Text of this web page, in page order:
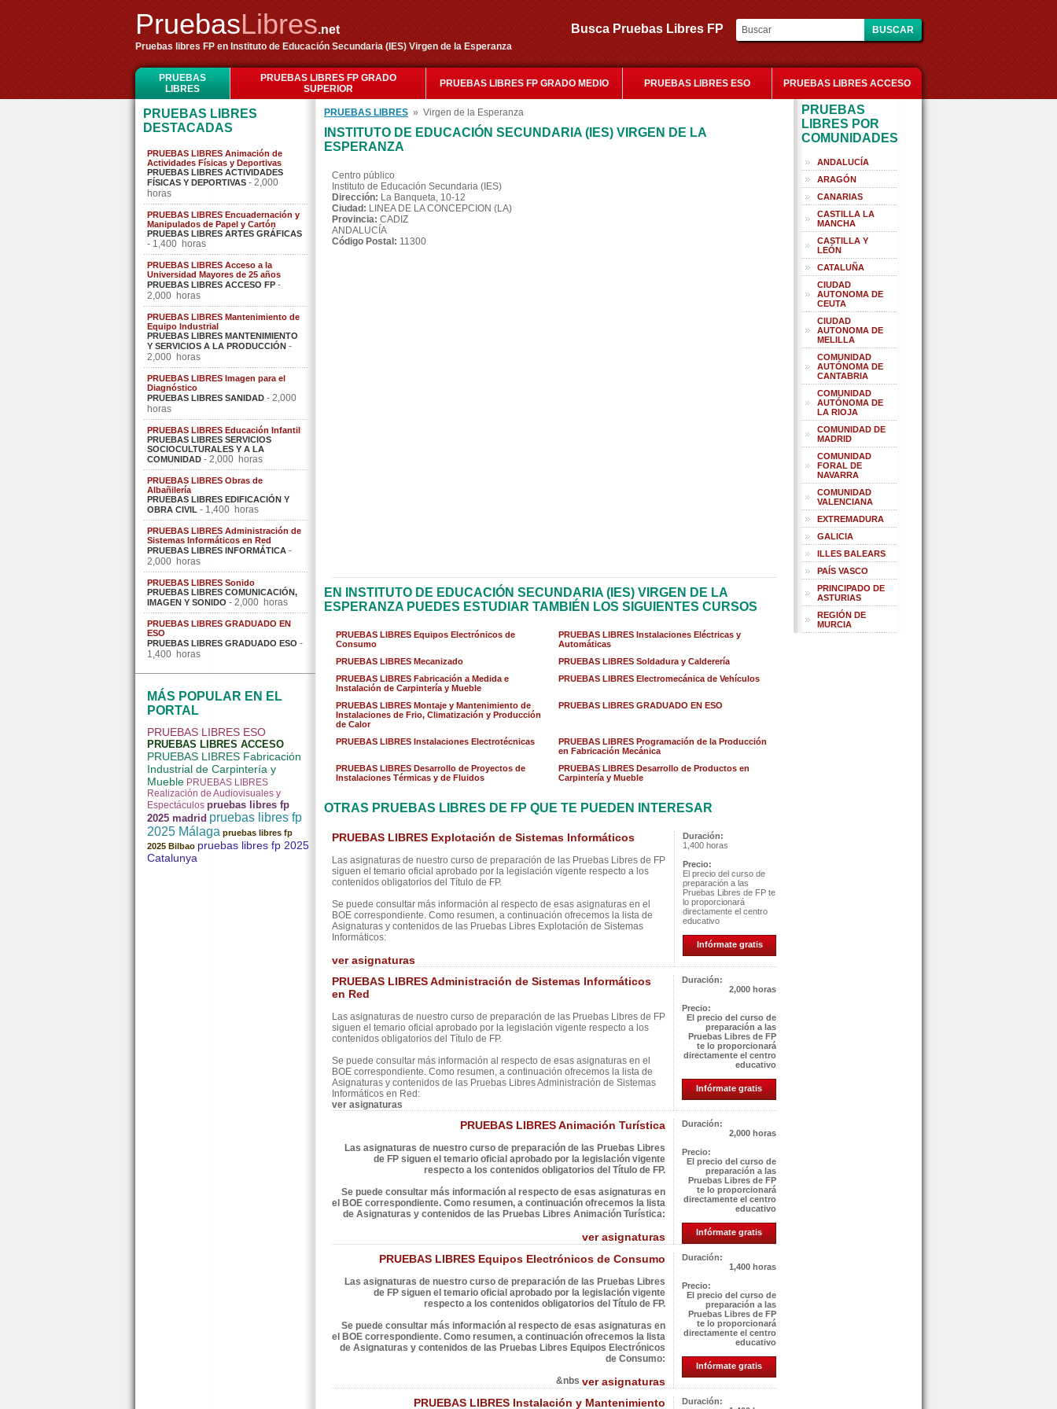
PruebasLibres.net
Pruebas libres FP en Instituto de Educación Secundaria (IES) Virgen de la Esperanza
Busca Pruebas Libres FP
PRUEBAS
LIBRES
PRUEBAS LIBRES FP GRADO
SUPERIOR
PRUEBAS LIBRES FP GRADO MEDIO PRUEBAS LIBRES ESO PRUEBAS LIBRES ACCESO
PRUEBAS LIBRES
DESTACADAS
PRUEBAS LIBRES Animación de
Actividades Físicas y Deportivas
PRUEBAS LIBRES ACTIVIDADES
FÍSICAS Y DEPORTIVAS - 2,000
horas
PRUEBAS LIBRES Encuadernación y
Manipulados de Papel y Cartón
PRUEBAS LIBRES ARTES GRÁFICAS
- 1,400 horas
PRUEBAS LIBRES Acceso a la
Universidad Mayores de 25 años
PRUEBAS LIBRES ACCESO FP -
2,000 horas
PRUEBAS LIBRES Mantenimiento de
Equipo Industrial
PRUEBAS LIBRES MANTENIMIENTO
Y SERVICIOS A LA PRODUCCIÓN -
2,000 horas
PRUEBAS LIBRES Imagen para el
Diagnóstico
PRUEBAS LIBRES SANIDAD - 2,000
horas
PRUEBAS LIBRES Educación Infantil
PRUEBAS LIBRES SERVICIOS
SOCIOCULTURALES Y A LA
COMUNIDAD - 2,000 horas
PRUEBAS LIBRES Obras de
Albañilería
PRUEBAS LIBRES EDIFICACIÓN Y
OBRA CIVIL - 1,400 horas
PRUEBAS LIBRES Administración de
Sistemas Informáticos en Red
PRUEBAS LIBRES INFORMÁTICA -
2,000 horas
PRUEBAS LIBRES Sonido
PRUEBAS LIBRES COMUNICACIÓN,
IMAGEN Y SONIDO - 2,000 horas
PRUEBAS LIBRES GRADUADO EN
ESO
PRUEBAS LIBRES GRADUADO ESO -
1,400 horas
MÁS POPULAR EN EL
PORTAL
PRUEBAS LIBRES ESO
PRUEBAS LIBRES ACCESO
PRUEBAS LIBRES Fabricación
Industrial de Carpintería y
Mueble PRUEBAS LIBRES
Realización de Audiovisuales y
Espectáculos pruebas libres fp
2025 madrid pruebas libres fp
2025 Málaga pruebas libres fp
2025 Bilbao pruebas libres fp 2025
Catalunya
PRUEBAS LIBRES » Virgen de la Esperanza
INSTITUTO DE EDUCACIÓN SECUNDARIA (IES) VIRGEN DE LA
ESPERANZA
Centro público
Instituto de Educación Secundaria (IES)
Dirección: La Banqueta, 10-12
Ciudad: LINEA DE LA CONCEPCION (LA)
Provincia: CADIZ
ANDALUCÍA
Código Postal: 11300
EN INSTITUTO DE EDUCACIÓN SECUNDARIA (IES) VIRGEN DE LA
ESPERANZA PUEDES ESTUDIAR TAMBIÉN LOS SIGUIENTES CURSOS
PRUEBAS LIBRES Equipos Electrónicos de
Consumo
PRUEBAS LIBRES Instalaciones Eléctricas y
Automáticas
PRUEBAS LIBRES Mecanizado
PRUEBAS LIBRES Soldadura y Calderería
PRUEBAS LIBRES Fabricación a Medida e
Instalación de Carpintería y Mueble
PRUEBAS LIBRES Electromecánica de Vehículos
PRUEBAS LIBRES Montaje y Mantenimiento de
Instalaciones de Frio, Climatización y Producción
de Calor
PRUEBAS LIBRES GRADUADO EN ESO
PRUEBAS LIBRES Instalaciones Electrotécnicas
PRUEBAS LIBRES Programación de la Producción
en Fabricación Mecánica
PRUEBAS LIBRES Desarrollo de Proyectos de
Instalaciones Térmicas y de Fluidos
PRUEBAS LIBRES Desarrollo de Productos en
Carpintería y Mueble
OTRAS PRUEBAS LIBRES DE FP QUE TE PUEDEN INTERESAR
PRUEBAS LIBRES Explotación de Sistemas Informáticos
Las asignaturas de nuestro curso de preparación de las Pruebas Libres de FP
siguen el temario oficial aprobado por la legislación vigente respecto a los
contenidos obligatorios del Título de FP.
Se puede consultar más información al respecto de esas asignaturas en el
BOE correspondiente. Como resumen, a continuación ofrecemos la lista de
Asignaturas y contenidos de las Pruebas Libres Explotación de Sistemas
Informáticos:
ver asignaturas
Duración:
1,400 horas
Precio:
El precio del curso de
preparación a las
Pruebas Libres de FP te
lo proporcionará
directamente el centro
educativo
Infórmate gratis
PRUEBAS LIBRES Administración de Sistemas Informáticos
en Red
Las asignaturas de nuestro curso de preparación de las Pruebas Libres de FP
siguen el temario oficial aprobado por la legislación vigente respecto a los
contenidos obligatorios del Título de FP.
Se puede consultar más información al respecto de esas asignaturas en el
BOE correspondiente. Como resumen, a continuación ofrecemos la lista de
Asignaturas y contenidos de las Pruebas Libres Administración de Sistemas
Informáticos en Red:
ver asignaturas
Duración:
2,000 horas
Precio:
El precio del curso de
preparación a las
Pruebas Libres de FP
te lo proporcionará
directamente el centro
educativo
Infórmate gratis
PRUEBAS LIBRES Animación Turística
Las asignaturas de nuestro curso de preparación de las Pruebas Libres
de FP siguen el temario oficial aprobado por la legislación vigente
respecto a los contenidos obligatorios del Título de FP.
Se puede consultar más información al respecto de esas asignaturas en
el BOE correspondiente. Como resumen, a continuación ofrecemos la lista
de Asignaturas y contenidos de las Pruebas Libres Animación Turística:
ver asignaturas
Duración:
2,000 horas
Precio:
El precio del curso de
preparación a las
Pruebas Libres de FP
te lo proporcionará
directamente el centro
educativo
Infórmate gratis
PRUEBAS LIBRES Equipos Electrónicos de Consumo
Las asignaturas de nuestro curso de preparación de las Pruebas Libres
de FP siguen el temario oficial aprobado por la legislación vigente
respecto a los contenidos obligatorios del Título de FP.
Se puede consultar más información al respecto de esas asignaturas en
el BOE correspondiente. Como resumen, a continuación ofrecemos la lista
de Asignaturas y contenidos de las Pruebas Libres Equipos Electrónicos
de Consumo:
&nbs ver asignaturas
Duración:
1,400 horas
Precio:
El precio del curso de
preparación a las
Pruebas Libres de FP
te lo proporcionará
directamente el centro
educativo
Infórmate gratis
PRUEBAS LIBRES Instalación y Mantenimiento
Duración:
PRUEBAS
LIBRES POR
COMUNIDADES
ANDALUCÍA
ARAGÓN
CANARIAS
CASTILLA LA
MANCHA
CASTILLA Y
LEÓN
CATALUÑA
CIUDAD
AUTONOMA DE
CEUTA
CIUDAD
AUTONOMA DE
MELILLA
COMUNIDAD
AUTÓNOMA DE
CANTABRIA
COMUNIDAD
AUTÓNOMA DE
LA RIOJA
COMUNIDAD DE
MADRID
COMUNIDAD
FORAL DE
NAVARRA
COMUNIDAD
VALENCIANA
EXTREMADURA
GALICIA
ILLES BALEARS
PAÍS VASCO
PRINCIPADO DE
ASTURIAS
REGIÓN DE
MURCIA